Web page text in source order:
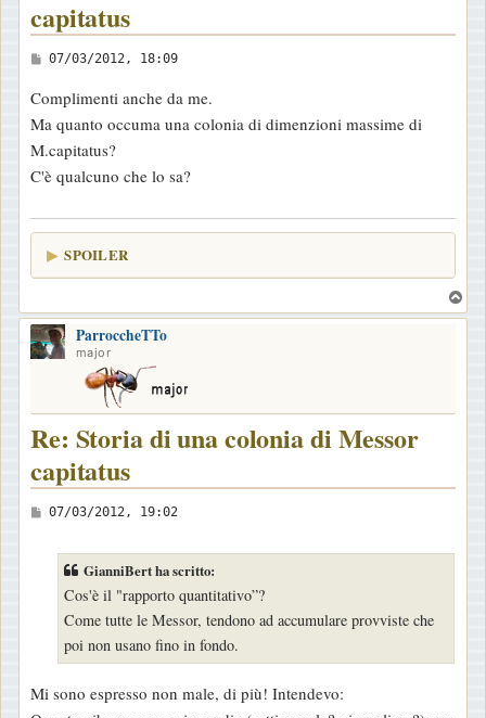
capitatus
M
s
s
a
g
i
o
07/03/2012, 18:09
Complimenti anche da me.
Ma quanto occuma una colonia di dimenzioni massime di
M.capitatus?
C'è qualcuno che lo sa?
SPOILER
o
ParroccheTTo
major
Re: Storia di una colonia di Messor
capitatus
M
i
07/03/2012, 19:02
GianniBert ha scritto:
Cos'è il "rapporto quantitativo”?
Come tutte le Messor, tendono ad accumulare provviste che
poi non usano fino in fondo.
Mi sono espresso non male, di più! Intendevo: